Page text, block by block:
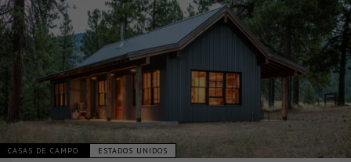
CASAS DE CAMPO ESTADOS UNIDOS